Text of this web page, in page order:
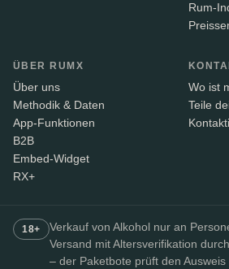
Rum-
ÜBER RUMX
Über uns
Methodik & Daten
App-Funktionen
B2B
Embed-Widget
RX+
Wo ist
Teile
18+
Verkauf von Alkohol nur an
Versand mit Altersverifikation
– der Paketbote prüft den Ausweis